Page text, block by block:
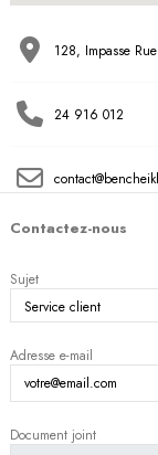
128, Impasse
24 916 012
Contactez-nous
Sujet
Adresse e-mail
Document joint